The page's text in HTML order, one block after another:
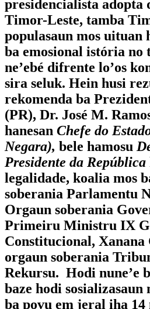
presidencialista adopta
Timor-Leste, tamba
populasaun mos uituan
ba emosional istória
ne’ebé difrente lo’os
sira seluk. Hein husi
rekomenda ba
(PR), Dr. José M.
hanesan Chefe do
Negara), bele hamosu
Presidente da República
legalidade, koalia mos
soberania Parlamentu
Orgaun soberania
Primeiru Ministru IX
Constitucional, Xanana
orgaun soberania
Rekursu. Hodi nune’e
baze hodi
ba povu em jeral iha